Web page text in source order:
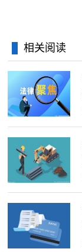
相关阅读